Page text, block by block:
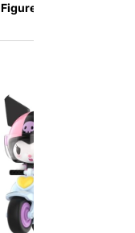
Figures, for Chi...